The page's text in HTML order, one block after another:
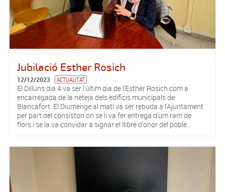
Jubilació Esther Rosich
12/12/2023 ACTUALITAT
El Dilluns dia 4 va ser l'últim dia de l'Esther Rosich com a
encarregada de la neteja dels edificis municipals de
Blancafort. El Diumenge al matí va ser rebuda a l'Ajuntament
per part del consistori on se li va fer entrega d'um ram de
flors i se la va convidar a signar el llibre d'onor del poble...